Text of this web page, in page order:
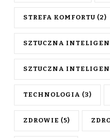
STREFA KOMFORTU (2)
SZTUCZNA
SZTUCZNA
TECHNOLOGIA (3)
ZDROWIE (5)